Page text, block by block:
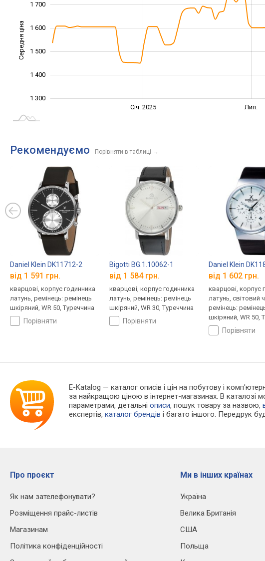
Середня ціна
1 300
1 400
1 500
1 600
1 700
Січ. 2025 Лип.
Рекомендуємо Порівняти в таблиці →
Daniel Klein DK11712-2
від 1 591 грн.
кварцові, корпус годинника
латунь, ремінець: ремінець
шкіряний, WR 50, Туреччина
порівняти
Bigotti BG.1.10062-1
від 1 584 грн.
кварцові, корпус годинника
латунь, ремінець: ремінець
шкіряний, WR 30, Туреччина
порівняти
Daniel Klein
від 1 602 грн.
кварцові, корпус
латунь, світовий
ремінець:
шкіряний, WR 50,
порівняти
E-Katalog — каталог описів і цін на побутову і
за найкращою ціною в інтернет-магазинах. В
параметрами, детальніописи, пошук товару за назвою,
експертів,каталог брендів і багато іншого. Передрук
Про проєкт
Як нам зателефонувати?
Розміщення прайс-листів
Магазинам
Політика конфіденційності
Ми в інших країнах
Україна
Велика Британія
США
Польща